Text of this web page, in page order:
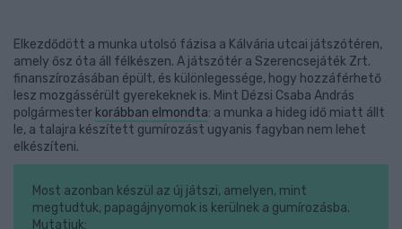
Elkezdődött a munka utolsó fázisa a Kálvária utcai játszótéren,
amely ősz óta áll félkészen. A játszótér a Szerencsejáték Zrt.
finanszírozásában épült, és különlegessége, hogy hozzáférhető
lesz mozgássérült gyerekeknek is. Mint Dézsi Csaba András
polgármester korábban elmondta: a munka a hideg idő miatt állt
le, a talajra készített gumírozást ugyanis fagyban nem lehet
elkészíteni.
Most azonban készül az új játszi, amelyen, mint
megtudtuk, papagájnyomok is kerülnek a gumírozásba.
Mutatjuk: